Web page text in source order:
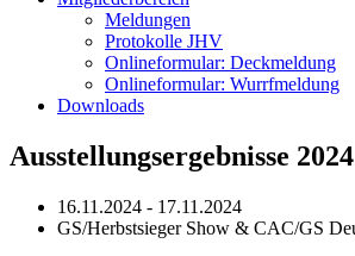
Meldungen
Protokolle JHV
Onlineformular: Deckmeldung
Onlineformular: Wurrfmeldung
Downloads
Ausstellungsergebnisse 2024
16.11.2024 - 17.11.2024
GS/Herbstsieger Show & CAC/GS